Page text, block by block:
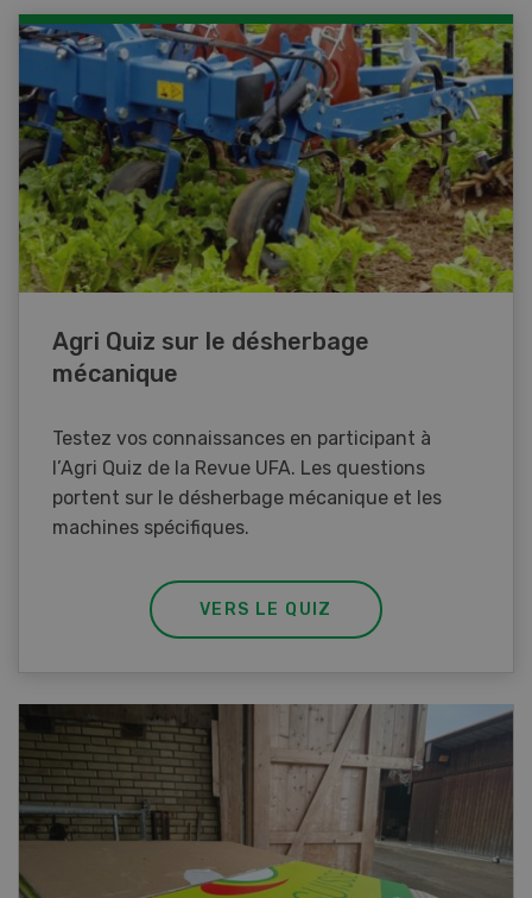
Agri Quiz sur le désherbage
mécanique
Testez vos connaissances en participant à
l’Agri Quiz de la Revue UFA. Les questions
portent sur le désherbage mécanique et les
machines spécifiques.
VERS LE QUIZ